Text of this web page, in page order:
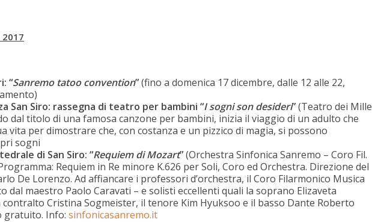
“Sanremo tatoo convention”(fino a domenica 17 dicembre, dalle 12 alle 22,
San Siro: rassegna di teatro per bambini “I sogni son desideri”(Teatro dei Mille
dal titolo di una famosa canzone per bambini, inizia il viaggio di un adulto che
vita per dimostrare che, con costanza e un pizzico di magia, si possono
sogni
di San Siro: “Requiem di Mozart”(Orchestra Sinfonica Sanremo – Coro Fil.
Requiem in Re minore K.626 per Soli, Coro ed Orchestra. Direzione del
De Lorenzo. Ad affiancare i professori d’orchestra, il Coro Filarmonico Musica
dal maestro Paolo Caravati – e solisti eccellenti quali la soprano Elizaveta
Cristina Sogmeister, il tenore Kim Hyuksoo e il basso Dante Roberto
gratuito. Info: sinfonicasanremo.it